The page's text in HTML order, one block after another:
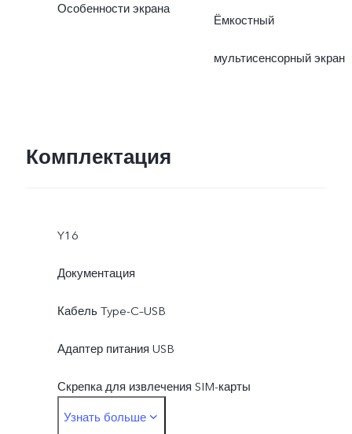
Особенности экрана
Ёмкостный
мультисенсорный экран
Комплектация
Y16
Документация
Кабель Type-C–USB
Адаптер питания USB
Скрепка для извлечения SIM-карты
Защитная пленка (нанесена)
Узнать больше